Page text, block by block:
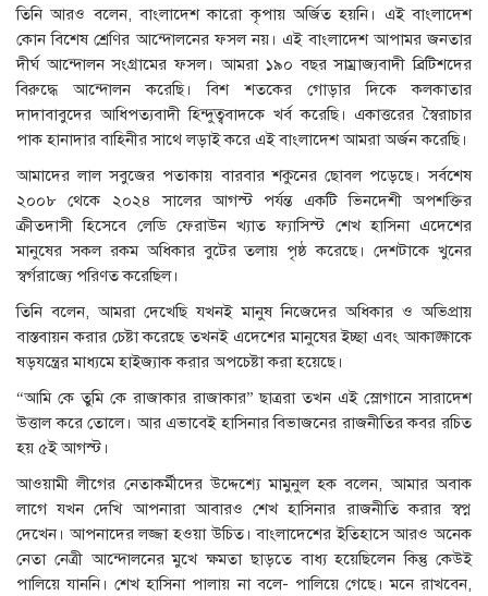
তিনি আরও বলেন, বাংলাদেশ কারো কৃপায় অর্জিত হয়নি। এই বাংলাদেশ
কোন বিশেষ শ্রেণির আন্দোলনের ফসল নয়। এই বাংলাদেশ আপামর জনতার
দীর্ঘ আন্দোলন সংগ্রামের ফসল। আমরা ১৯০ বছর সাম্রাজ্যবাদী ব্রিটিশদের
বিরুদ্ধে আন্দোলন করেছি। বিশ শতকের গোড়ার দিকে কলকাতার
দাদাবাবুদের আধিপত্যবাদী হিন্দুত্ববাদকে খর্ব করেছি। একাত্তরের স্বৈরাচার
পাক হানাদার বাহিনীর সাথে লড়াই করে এই বাংলাদেশ আমরা অর্জন করেছি।
আমাদের লাল সবুজের পতাকায় বারবার শকুনের ছোবল পড়েছে। সর্বশেষ
২০০৮ থেকে ২০২৪ সালের আগস্ট পর্যন্ত একটি ভিনদেশী অপশক্তির
ক্রীতদাসী হিসেবে লেডি ফেরাউন খ্যাত ফ্যাসিস্ট শেখ হাসিনা এদেশের
মানুষের সকল রকম অধিকার বুটের তলায় পৃষ্ঠ করেছে। দেশটাকে খুনের
স্বর্গরাজ্যে পরিণত করেছিল।
তিনি বলেন, আমরা দেখেছি যখনই মানুষ নিজেদের অধিকার ও অভিপ্রায়
বাস্তবায়ন করার চেষ্টা করেছে তখনই এদেশের মানুষের ইচ্ছা এবং আকাঙ্ক্ষাকে
ষড়যন্ত্রের মাধ্যমে হাইজ্যাক করার অপচেষ্টা করা হয়েছে।
“আমি কে তুমি কে রাজাকার রাজাকার” ছাত্ররা তখন এই স্লোগানে সারাদেশ
উত্তাল করে তোলে। আর এভাবেই হাসিনার বিভাজনের রাজনীতির কবর রচিত
হয় ৫ই আগস্ট।
আওয়ামী লীগের নেতাকর্মীদের উদ্দেশ্যে মামুনুল হক বলেন, আমার অবাক
লাগে যখন দেখি আপনারা আবারও শেখ হাসিনার রাজনীতি করার স্বপ্ন
দেখেন। আপনাদের লজ্জা হওয়া উচিত। বাংলাদেশের ইতিহাসে আরও অনেক
নেতা নেত্রী আন্দোলনের মুখে ক্ষমতা ছাড়তে বাধ্য হয়েছিলেন কিন্তু কেউই
পালিয়ে যাননি। শেখ হাসিনা পালায় না বলে- পালিয়ে গেছে। মনে রাখবেন,